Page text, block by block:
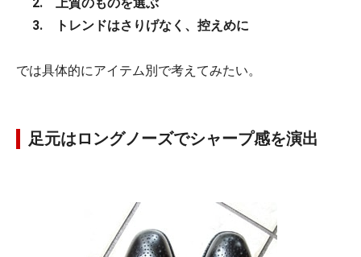
3. トレンドはさりげなく、控えめに
では具体的にアイテム別で考えてみたい。
足元はロングノーズでシャープ感を演出